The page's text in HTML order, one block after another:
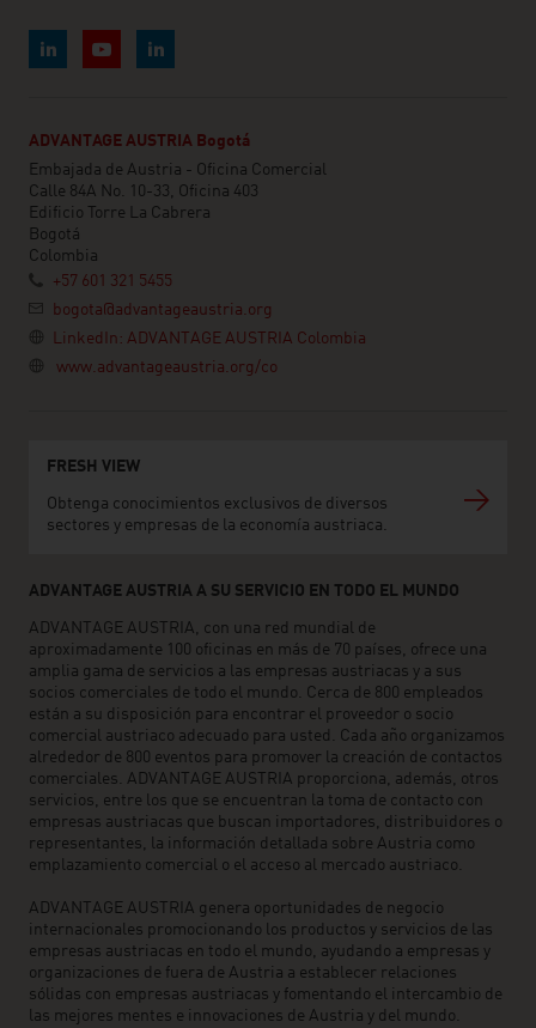
ADVANTAGE AUSTRIA Bogotá
Embajada de Austria - Oficina Comercial
Calle 84A No. 10-33, Oficina 403
Edificio Torre La Cabrera
Bogotá
Colombia
+57 601 321 5455
bogota@advantageaustria.org
LinkedIn: ADVANTAGE AUSTRIA Colombia
www.advantageaustria.org/co
FRESH VIEW
Obtenga conocimientos exclusivos de diversos
sectores y empresas de la economía austriaca.
ADVANTAGE AUSTRIA A SU SERVICIO EN TODO EL MUNDO
ADVANTAGE AUSTRIA, con una red mundial de
aproximadamente 100 oficinas en más de 70 países, ofrece una
amplia gama de servicios a las empresas austriacas y a sus
socios comerciales de todo el mundo. Cerca de 800 empleados
están a su disposición para encontrar el proveedor o socio
comercial austriaco adecuado para usted. Cada año organizamos
alrededor de 800 eventos para promover la creación de contactos
comerciales. ADVANTAGE AUSTRIA proporciona, además, otros
servicios, entre los que se encuentran la toma de contacto con
empresas austriacas que buscan importadores, distribuidores o
representantes, la información detallada sobre Austria como
emplazamiento comercial o el acceso al mercado austriaco.
ADVANTAGE AUSTRIA genera oportunidades de negocio
internacionales promocionando los productos y servicios de las
empresas austriacas en todo el mundo, ayudando a empresas y
organizaciones de fuera de Austria a establecer relaciones
sólidas con empresas austriacas y fomentando el intercambio de
las mejores mentes e innovaciones de Austria y del mundo.